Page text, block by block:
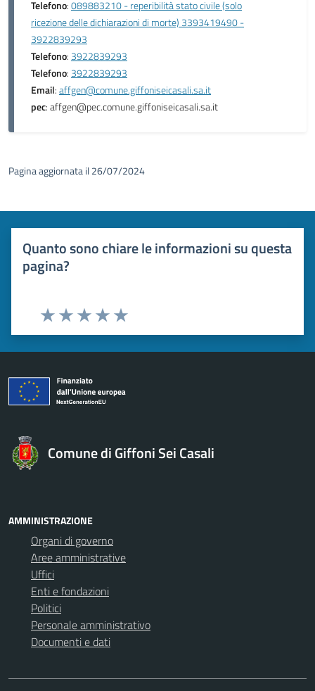
Telefono:089883210 - reperibilità stato civile (solo
ricezione delle dichiarazioni di morte) 3393419490 -
3922839293
Telefono: 3922839293
Telefono: 3922839293
Email:affgen@comune.giffoniseicasali.sa.it
pec: affgen@pec.comune.giffoniseicasali.sa.it
Pagina aggiornata il 26/07/2024
Quanto sono chiare le informazioni su questa
pagina?
Valuta 5 stelle su 5
Valuta 4 stelle su 5
Valuta 3 stelle su 5
Valuta 2 stelle su 5
Valuta 1 stelle su 5
Comune di Giffoni Sei Casali
AMMINISTRAZIONE
Organi di governo
Aree amministrative
Uffici
Enti e fondazioni
Politici
Personale amministrativo
Documenti e dati